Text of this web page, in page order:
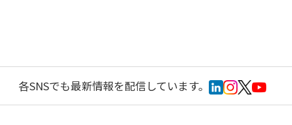
各SNSでも最新情報を配信しています。